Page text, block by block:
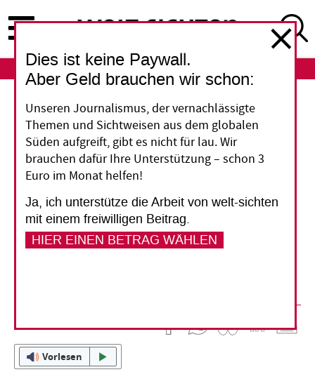
zum
Inhalt
ABO
Fünf Fragen
„Filme können vieles
besser rüberbringen“
Die Filmtage Globale Perspektiven eröffnen
einen anderen Blick für Fragen und Themen des
globalen Südens. Ein Gespräch mit dem
Vorlesen
Dies ist keine Paywall.
Aber Geld brauchen wir schon:
Unseren Journalismus, der vernachlässigte
Themen und Sichtweisen aus dem globalen
Süden aufgreift, gibt es nicht für lau. Wir
brauchen dafür Ihre Unterstützung – schon 3
Euro im Monat helfen!
Ja, ich unterstütze die Arbeit von welt-sichten
mit einem freiwilligen Beitrag.
HIER EINEN BETRAG WÄHLEN